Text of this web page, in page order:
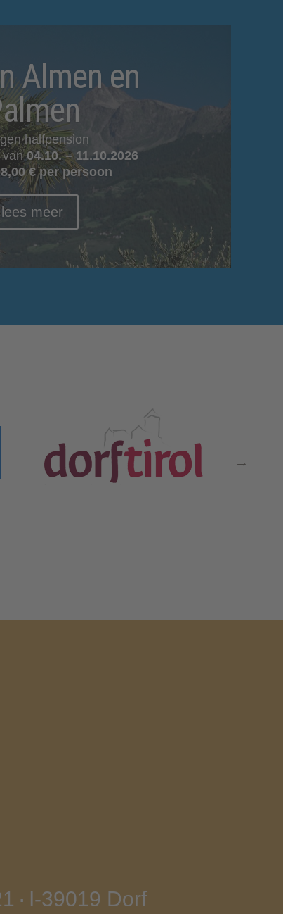
Almen en
halfpension
van04.10. – 11.10.2026
€ per persoon
lees meer
∎ I-39019 Dorf